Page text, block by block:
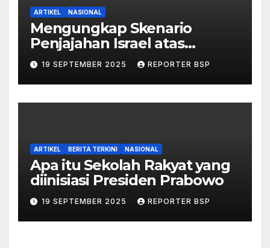
ARTIKEL NASIONAL
Mengungkap Skenario
Penjajahan Israel atas
Palestina dalam Buku Ilan
Pappé
19 SEPTEMBER 2025 REPORTER BSP
ARTIKEL BERITA TERKINI NASIONAL
Apa itu Sekolah Rakyat yang
diinisiasi Presiden Prabowo
19 SEPTEMBER 2025 REPORTER BSP